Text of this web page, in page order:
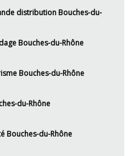
distribution Bouches-du-
Bouches-du-Rhône
Bouches-du-Rhône
du-Rhône
Bouches-du-Rhône